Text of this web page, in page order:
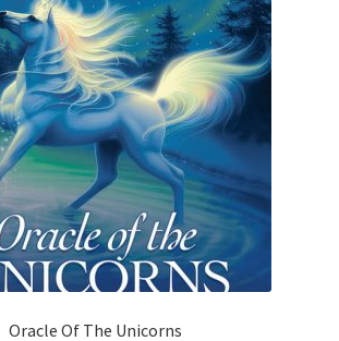
Oracle Of The Unicorns